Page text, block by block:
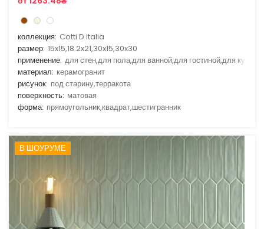
коллекция: Cotti D Italia
размер: 15x15,18.2x21,30x15,30x30
применение: для стен,для пола,для ванной,для гостиной,для кухни
материал: керамогранит
рисунок: под старину,терракота
поверхность: матовая
форма: прямоугольник,квадрат,шестигранник
В ШОУРУМЕ